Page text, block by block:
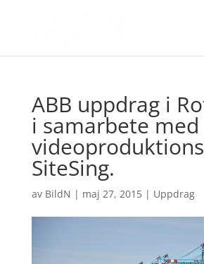
ABB uppdrag i
i samarbete med
SiteSing.
av BildN | maj 27, 2015| Uppdrag